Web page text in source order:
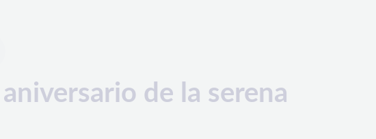
de la serena